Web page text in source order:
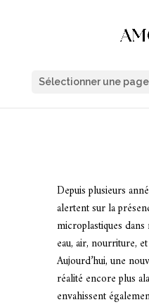
Sélectionner une page
Depuis plusieurs
alertent sur la
microplastiques
eau, air, nourriture,
Aujourd’hui, une
réalité encore plus
envahissent